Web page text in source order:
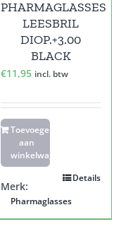
PHARMAGLASSES
LEESBRIL
DIOP.+3.00
BLACK
€11,95 incl. btw
Toevoegen
aan
winkelwagen
Details
Merk:
Pharmaglasses